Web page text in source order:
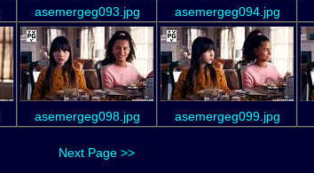
asemergeg093.jpg asemergeg094.jpg
asemergeg098.jpg asemergeg099.jpg
Next Page >>